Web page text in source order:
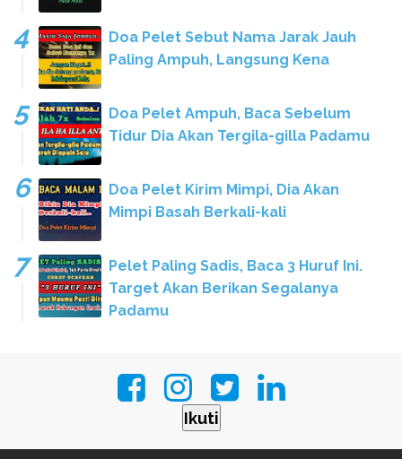
Doa Pelet Sebut Nama Jarak Jauh
Paling Ampuh, Langsung Kena
Doa Pelet Ampuh, Baca Sebelum
Tidur Dia Akan Tergila-gilla Padamu
Doa Pelet Kirim Mimpi, Dia Akan
Mimpi Basah Berkali-kali
Pelet Paling Sadis, Baca 3 Huruf Ini.
Target Akan Berikan Segalanya
Padamu
Ikuti